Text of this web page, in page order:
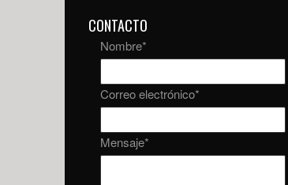
CONTACTO
Nombre*
Correo electrónico*
Mensaje*